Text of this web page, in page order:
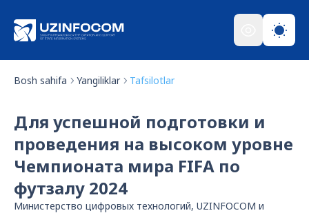
Bosh sahifa Yangiliklar Tafsilotlar
Для успешной подготовки и
проведения на высоком уровне
Чемпионата мира FIFA по
футзалу 2024
Министерство цифровых технологий, UZINFOCOM и